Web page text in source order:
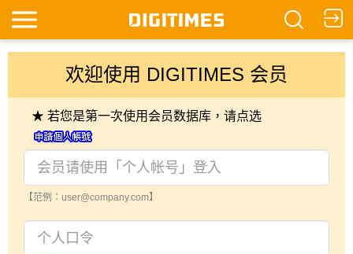
欢迎使用 DIGITIMES 会员
★ 若您是第一次使用会员数据库，请点选
【范例：user@company.com】